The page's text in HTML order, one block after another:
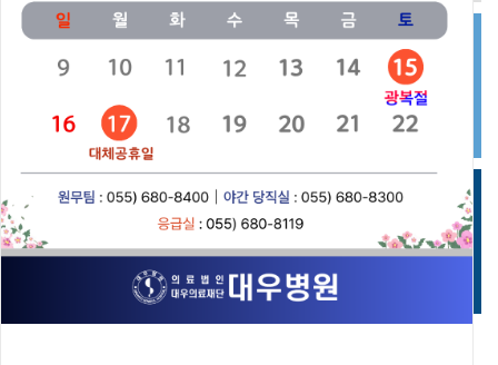
진료과 및 의료진소개
고객의 소리